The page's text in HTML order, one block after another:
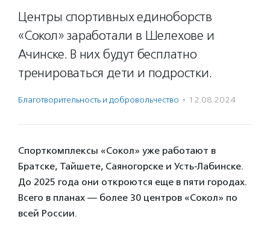
Центры спортивных единоборств
«Сокол» заработали в Шелехове и
Ачинске. В них будут бесплатно
тренироваться дети и подростки.
Благотвори­тель­ность и доброволь­чест­во · 12.08.2024
Спорткомплексы «Сокол» уже работают в
Братске, Тайшете, Саяногорске и Усть-Лабинске.
До 2025 года они откроются еще в пяти городах.
Всего в планах — более 30 центров «Сокол» по
всей России.